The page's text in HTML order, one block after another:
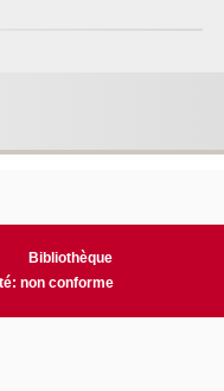
Bibliothèque
non conforme